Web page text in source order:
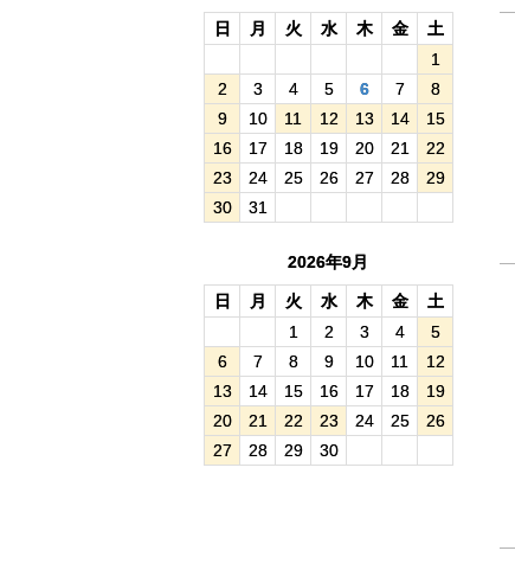
日 月 火 水 木 金
土
1
2
3 4 5 6 7
8
9
10 11 12 13 14
15
16
17 18 19 20 21
22
23
24 25 26 27 28
29
30
31
2026年9月
日 月 火 水 木 金
土
1
2 3 4
5
6
7 8 9 10 11
12
13
14 15 16 17 18
19
20
21 22 23 24 25
26
27
28 29 30